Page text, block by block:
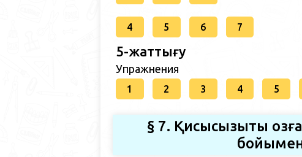
4 5 6 7
5-жаттығу
Упражнения
1 2 3 4 5
§ 7. Қисықсызықты
бойымен